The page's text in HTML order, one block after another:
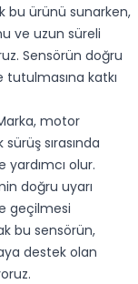
bu ürünü sunarken,
ve uzun süreli
Sensörün doğru
katkı
motor
sırasında
olur.
doğru uyarı
geçilmesi
bu sensörün,
destek olan